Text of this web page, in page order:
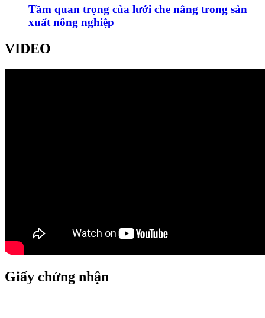
Tầm quan trọng của lưới che nắng trong sản
xuất nông nghiệp
VIDEO
Giấy chứng nhận